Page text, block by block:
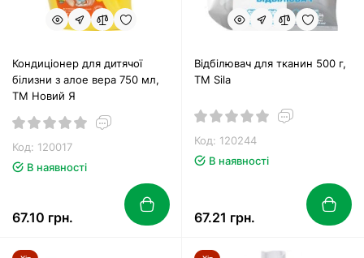
Кондиціонер для дитячої
білизни з алое вера 750 мл,
ТМ Новий Я
Код: 120017
В наявності
67.10 грн.
Відбілювач для тканин 500 г,
ТМ Sila
Код: 120244
В наявності
67.21 грн.